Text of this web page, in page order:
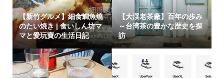
【新竹グルメ】細食鯛魚燒
のたい焼き | 食いしん坊マ
マと愛玩寶の生活日記
【大渓老茶廠】百年の歩み
～台湾茶の豊かな歴史を探
訪